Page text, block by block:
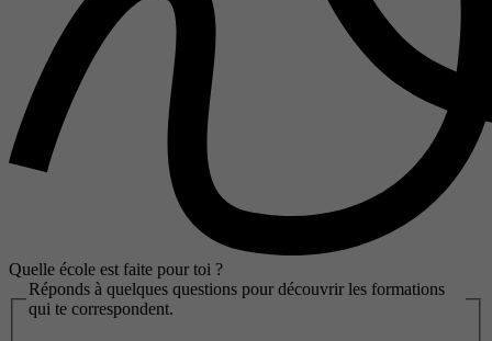
Quelle école est faite pour toi ?
Réponds à quelques questions pour découvrir les formations
qui te correspondent.